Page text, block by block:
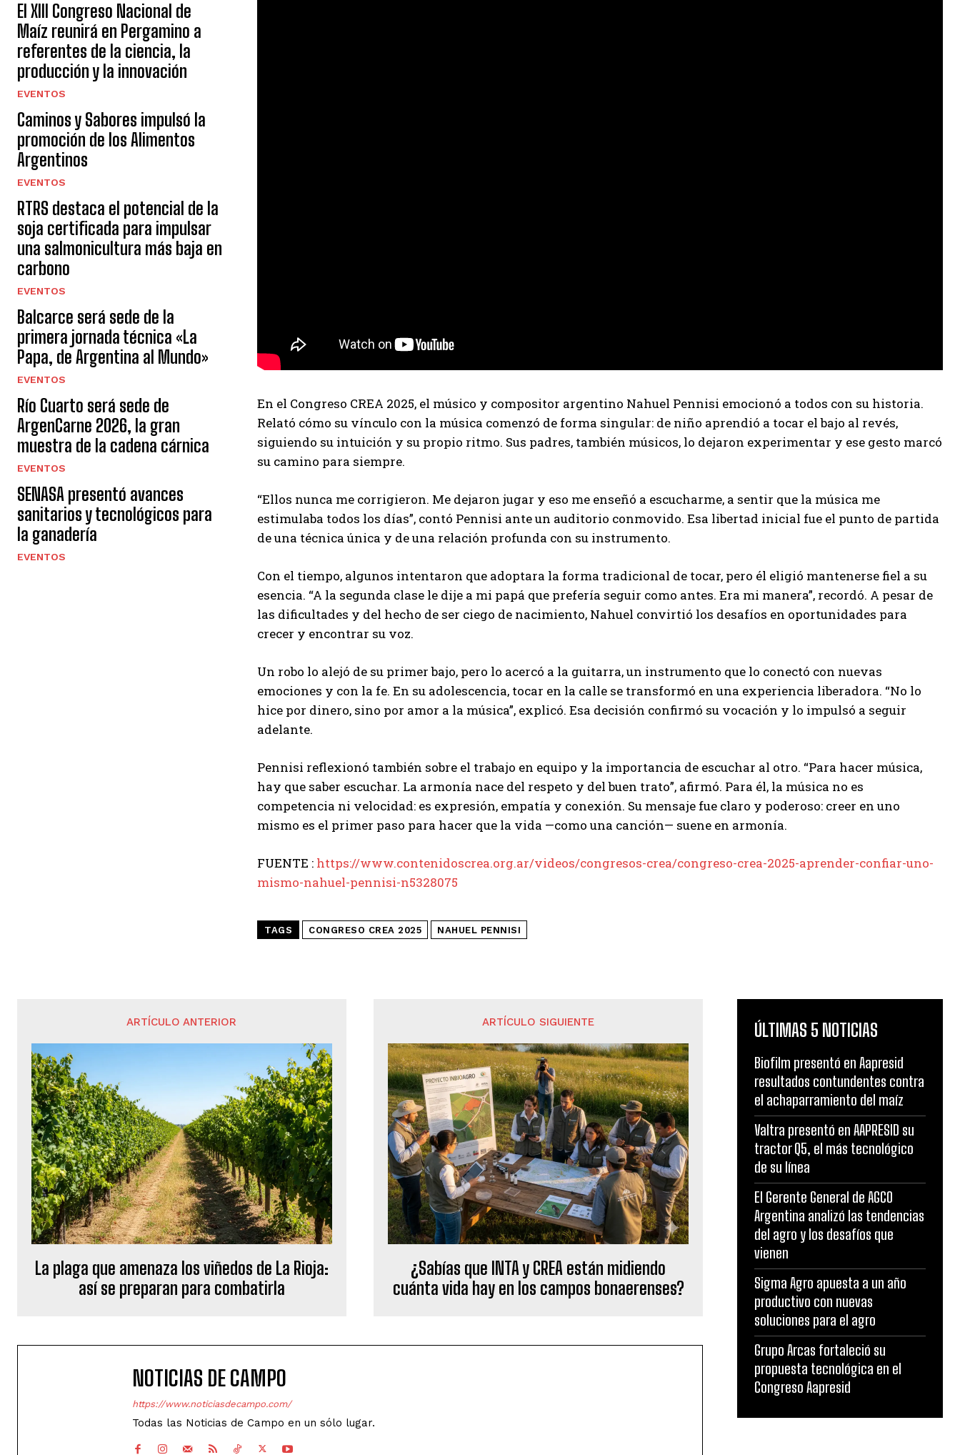
Leí y acepto la Política de Privacidad
El XIII Congreso Nacional de
Maíz reunirá en Pergamino a
referentes de la ciencia, la
producción y la innovación
EVENTOS
Caminos y Sabores impulsó la
promoción de los Alimentos
Argentinos
EVENTOS
RTRS destaca el potencial de la
soja certificada para impulsar
una salmonicultura más baja en
carbono
EVENTOS
Balcarce será sede de la
primera jornada técnica «La
Papa, de Argentina al Mundo»
EVENTOS
Río Cuarto será sede de
ArgenCarne 2026, la gran
muestra de la cadena cárnica
EVENTOS
SENASA presentó avances
sanitarios y tecnológicos para
la ganadería
EVENTOS
En el Congreso CREA 2025, el músico y compositor argentino Nahuel Pennisi emocionó a todos con su historia.
Relató cómo su vínculo con la música comenzó de forma singular: de niño aprendió a tocar el bajo al revés,
siguiendo su intuición y su propio ritmo. Sus padres, también músicos, lo dejaron experimentar y ese gesto marcó
su camino para siempre.
“Ellos nunca me corrigieron. Me dejaron jugar y eso me enseñó a escucharme, a sentir que la música me
estimulaba todos los días”, contó Pennisi ante un auditorio conmovido. Esa libertad inicial fue el punto de partida
de una técnica única y de una relación profunda con su instrumento.
Con el tiempo, algunos intentaron que adoptara la forma tradicional de tocar, pero él eligió mantenerse fiel a su
esencia. “A la segunda clase le dije a mi papá que prefería seguir como antes. Era mi manera”, recordó. A pesar de
las dificultades y del hecho de ser ciego de nacimiento, Nahuel convirtió los desafíos en oportunidades para
crecer y encontrar su voz.
Un robo lo alejó de su primer bajo, pero lo acercó a la guitarra, un instrumento que lo conectó con nuevas
emociones y con la fe. En su adolescencia, tocar en la calle se transformó en una experiencia liberadora. “No lo
hice por dinero, sino por amor a la música”, explicó. Esa decisión confirmó su vocación y lo impulsó a seguir
adelante.
Pennisi reflexionó también sobre el trabajo en equipo y la importancia de escuchar al otro. “Para hacer música,
hay que saber escuchar. La armonía nace del respeto y del buen trato”, afirmó. Para él, la música no es
competencia ni velocidad: es expresión, empatía y conexión. Su mensaje fue claro y poderoso: creer en uno
mismo es el primer paso para hacer que la vida —como una canción— suene en armonía.
FUENTE : https://www.contenidoscrea.org.ar/videos/congresos-crea/congreso-crea-2025-aprender-confiar-uno-
mismo-nahuel-pennisi-n5328075
TAGS CONGRESO CREA 2025 NAHUEL PENNISI
ARTÍCULO ANTERIOR
La plaga que amenaza los viñedos de La Rioja:
así se preparan para combatirla
ARTÍCULO SIGUIENTE
¿Sabías que INTA y CREA están midiendo
cuánta vida hay en los campos bonaerenses?
NOTICIAS DE CAMPO
https://www.noticiasdecampo.com/
Todas las Noticias de Campo en un sólo lugar.
ÚLTIMAS 5 NOTICIAS
Biofilm presentó en Aapresid
resultados contundentes contra
el achaparramiento del maíz
Valtra presentó en AAPRESID su
tractor Q5, el más tecnológico
de su línea
El Gerente General de AGCO
Argentina analizó las tendencias
del agro y los desafíos que
vienen
Sigma Agro apuesta a un año
productivo con nuevas
soluciones para el agro
Grupo Arcas fortaleció su
propuesta tecnológica en el
Congreso Aapresid